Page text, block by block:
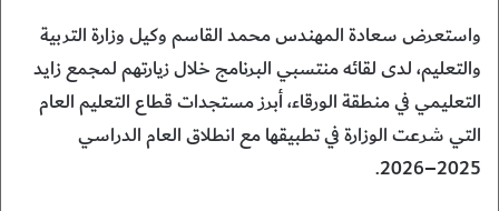
واستعرض سعادة المهندس محمد القاسم وكيل وزارة التربية
والتعليم، لدى لقائه منتسبي البرنامج خلال زيارتهم لمجمع زايد
التعليمي في منطقة الورقاء، أبرز مستجدات قطاع التعليم العام
التي شرعت الوزارة في تطبيقها مع انطلاق العام الدراسي
2025–2026.